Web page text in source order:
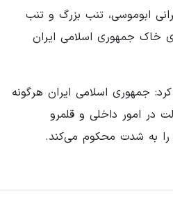
ابوموسی، تنب بزرگ و تنب
خاک جمهوری اسلامی ایران
جمهوری اسلامی ایران هرگونه
در امور داخلی و قلمرو
را به شدت محکوم می‌کند.